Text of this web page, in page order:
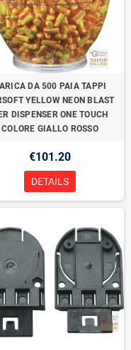
DA 500 PAIA TAPPI
YELLOW NEON BLAST
DISPENSER ONE TOUCH
COLORE GIALLO ROSSO
€101.20
DETAILS